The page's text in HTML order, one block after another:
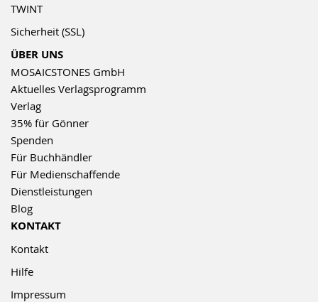
TWINT
Sicherheit (SSL)
ÜBER UNS
MOSAICSTONES GmbH
Aktuelles Verlagsprogramm
Verlag
35% für Gönner
Spenden
Für Buchhändler
Für Medienschaffende
Dienstleistungen
Blog
KONTAKT
Kontakt
Hilfe
Impressum